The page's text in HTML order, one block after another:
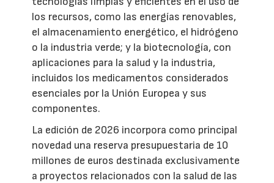
los recursos, como las energías renovables,
el almacenamiento energético, el hidrógeno
o la industria verde; y la biotecnología, con
aplicaciones para la salud y la industria,
incluidos los medicamentos considerados
esenciales por la Unión Europea y sus
componentes.
La edición de 2026 incorpora como principal
novedad una reserva presupuestaria de 10
millones de euros destinada exclusivamente
a proyectos relacionados con la salud de las